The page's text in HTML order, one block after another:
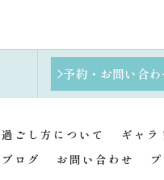
予約・お問い合
ごし方について ギャラ
ブログ
お問い合わせ